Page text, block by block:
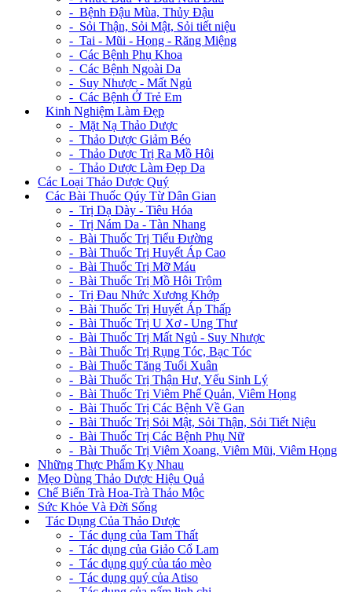
- Bệnh Đậu Mùa, Thủy Đậu
- Sỏi Thận, Sỏi Mật, Sỏi tiết niệu
- Tai - Mũi - Họng - Răng Miệng
- Các Bệnh Phụ Khoa
- Các Bệnh Ngoài Da
- Suy Nhược - Mất Ngủ
- Các Bệnh Ở Trẻ Em
Kinh Nghiệm Làm Đẹp
- Mặt Nạ Thảo Dược
- Thảo Dược Giảm Béo
- Thảo Dược Trị Ra Mồ Hôi
- Thảo Dược Làm Đẹp Da
Các Loại Thảo Dược Quý
Các Bài Thuốc Qúy Từ Dân Gian
- Trị Dạ Dày - Tiêu Hóa
- Trị Nám Da - Tàn Nhang
- Bài Thuốc Trị Tiểu Đường
- Bài Thuốc Trị Huyết Áp Cao
- Bài Thuốc Trị Mỡ Máu
- Bài Thuốc Trị Mồ Hôi Trộm
- Trị Đau Nhức Xương Khớp
- Bài Thuốc Trị Huyết Áp Thấp
- Bài Thuốc Trị U Xơ - Ung Thư
- Bài Thuốc Trị Mất Ngủ - Suy Nhược
- Bài Thuốc Trị Rụng Tóc, Bạc Tóc
- Bài Thuốc Tăng Tuổi Xuân
- Bài Thuốc Trị Thận Hư, Yếu Sinh Lý
- Bài Thuốc Trị Viêm Phế Quản, Viêm Họng
- Bài Thuốc Trị Các Bệnh Về Gan
- Bài Thuốc Trị Sỏi Mật, Sỏi Thận, Sỏi Tiết Niệu
- Bài Thuốc Trị Các Bệnh Phụ Nữ
- Bài Thuốc Trị Viêm Xoang, Viêm Mũi, Viêm Họng
Những Thực Phẩm Kỵ Nhau
Mẹo Dùng Thảo Dược Hiệu Quả
Chế Biến Trà Hoa-Trà Thảo Mộc
Sức Khỏe Và Đời Sống
Tác Dụng Của Thảo Dược
- Tác dụng của Tam Thất
- Tác dụng của Giảo Cổ Lam
- Tác dụng quý của táo mèo
- Tác dụng quý của Atiso